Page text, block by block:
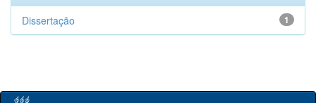
1
Dissertação